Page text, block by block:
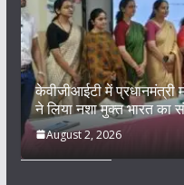
केवीजीआईटी में प्रधानमंत्री
ने लिया नशा मुक्त भारत का
August 2, 2026